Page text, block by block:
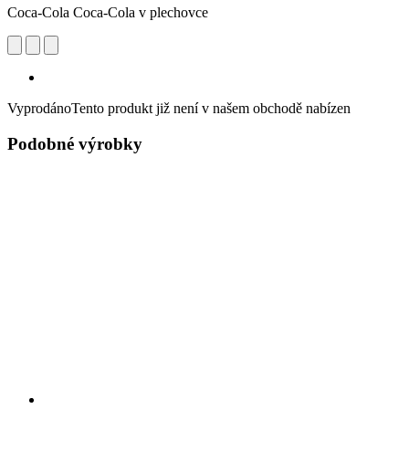
Coca‑Cola Coca-Cola v plechovce
VyprodánoTento produkt již není v našem obchodě nabízen
Podobné výrobky